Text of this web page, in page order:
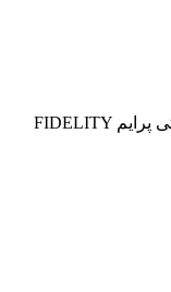
جلو پنجره فیدلیتی پرایم FIDELITY